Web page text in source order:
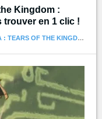
Kingdom :
trouver en 1 clic !
THE LEGEND OF ZELDA : TEARS OF THE KINGDOM